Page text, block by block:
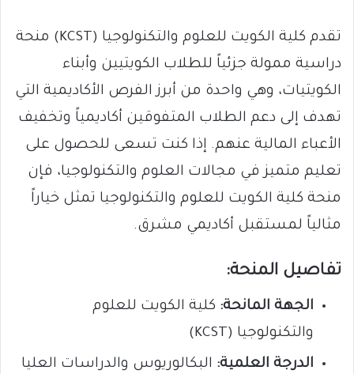
تقدم كلية الكويت للعلوم والتكنولوجيا (KCST) منحة
دراسية ممولة جزئياً للطلاب الكويتيين وأبناء
الكويتيات، وهي واحدة من أبرز الفرص الأكاديمية التي
تهدف إلى دعم الطلاب المتفوقين أكاديمياً وتخفيف
الأعباء المالية عنهم. إذا كنت تسعى للحصول على
تعليم متميز في مجالات العلوم والتكنولوجيا، فإن
منحة كلية الكويت للعلوم والتكنولوجيا تمثل خياراً
مثالياً لمستقبل أكاديمي مشرق.
تفاصيل المنحة:
الجهة المانحة: كلية الكويت للعلوم
والتكنولوجيا (KCST)
الدرجة العلمية: البكالوريوس والدراسات العليا